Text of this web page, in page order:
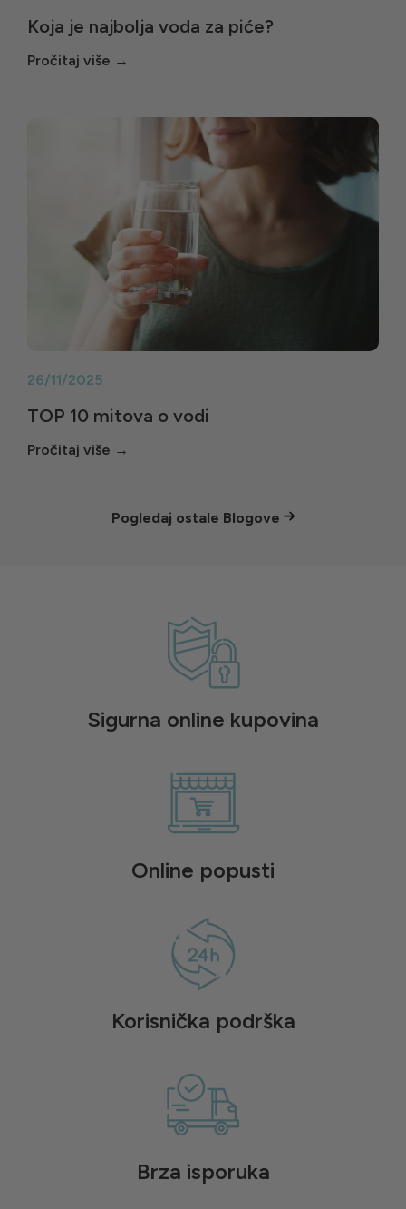
Koja je najbolja voda za piće?
26/11/2025
TOP 10 mitova o vodi
Pogledaj ostale Blogove
Sigurna online kupovina
Online popusti
Korisnička podrška
Brza isporuka